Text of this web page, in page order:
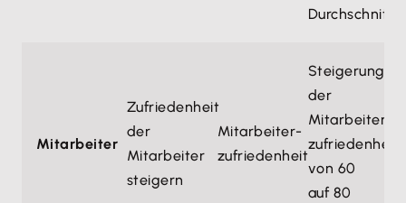
Durchschnitt)
Mitarbeiter
Zufriedenheit
der
Mitarbeiter
steigern
Mitarbeiter­
zufriedenheit
Steigerung
der
Mitarbeiter­
zufriedenheit
von 60
auf 80